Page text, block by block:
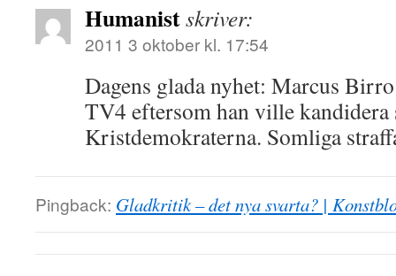
Humanistskriver:
2011 3 oktober kl. 17:54
Dagens glada nyhet: Marcus
TV4 eftersom han ville
Kristdemokraterna. Somliga
Pingback: Gladkritik – det nya svarta? |